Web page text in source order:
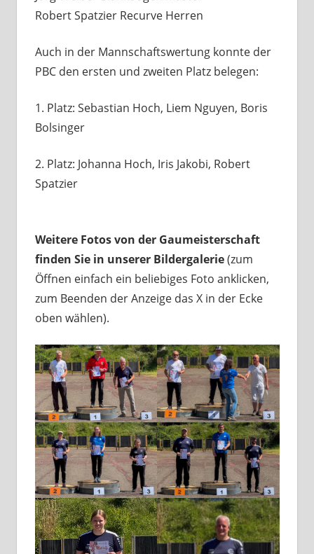
Robert Spatzier Recurve Herren
Auch in der Mannschaftswertung konnte der
PBC den ersten und zweiten Platz belegen:
1. Platz: Sebastian Hoch, Liem Nguyen, Boris
Bolsinger
2. Platz: Johanna Hoch, Iris Jakobi, Robert
Spatzier
Weitere Fotos von der Gaumeisterschaft
finden Sie in unserer Bildergalerie(zum
Öffnen einfach ein beliebiges Foto anklicken,
zum Beenden der Anzeige das X in der Ecke
oben wählen).